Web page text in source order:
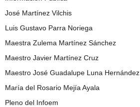
José Martínez Vilchis
Luis Gustavo Parra Noriega
Maestra Zulema Martínez Sánchez
Maestro Javier Martínez Cruz
Maestro José Guadalupe Luna Hernández
María del Rosario Mejía Ayala
Pleno del Infoem